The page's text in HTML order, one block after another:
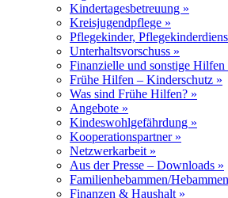
Kindertagesbetreuung »
Kreisjugendpflege »
Pflegekinder,
Unterhaltsvorschuss »
Finanzielle und sonstige Hilfen
Frühe Hilfen – Kinderschutz »
Was sind Frühe Hilfen? »
Angebote »
Kindeswohlgefährdung »
Kooperationspartner »
Netzwerkarbeit »
Aus der Presse – Downloads »
Familienhebammen/
Finanzen & Haushalt »